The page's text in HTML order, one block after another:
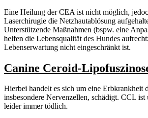
Eine Heilung der CEA ist nicht möglich,
Laserchirugie die Netzhautablösung
Unterstützende Maßnahmen (bspw. eine
helfen die Lebensqualität des Hundes
Lebenserwartung nicht eingeschränkt ist.
Canine Ceroid-
Hierbei handelt es sich um eine Erbkrankheit
insbesondere Nervenzellen, schädigt. CCL
leider immer tödlich.